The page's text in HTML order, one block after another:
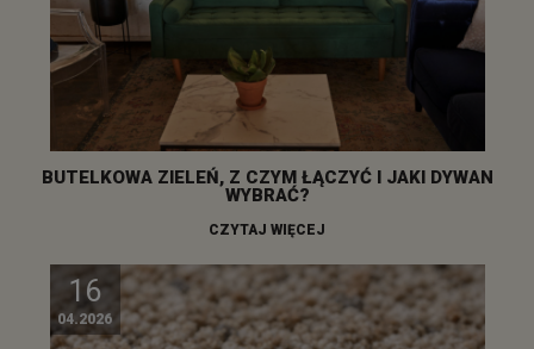
BUTELKOWA ZIELEŃ, Z CZYM ŁĄCZYĆ I JAKI DYWAN
WYBRAĆ?
CZYTAJ WIĘCEJ
16
04.2026